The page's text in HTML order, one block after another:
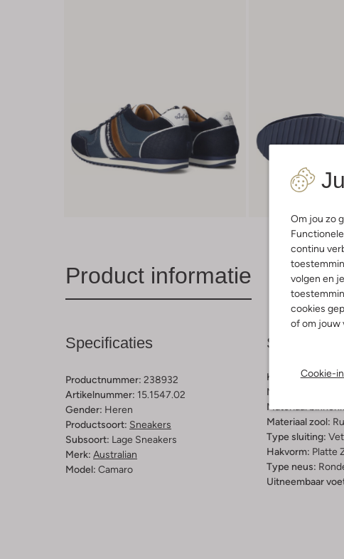
Om jou zo
continu
volgen en
cookies
of om jouw
Cookie-
Product informatie
Specificaties
Productnummer: 238932
Artikelnummer: 15.1547.02
Gender: Heren
Productsoort: Sneakers
Subsoort: Lage Sneakers
Merk: Australian
Model: Camaro
Kleur:
Blauw
Materiaal
Materiaal
Materiaal zool:
Type sluiting:
Hakvorm: Platte
Type neus:
Uitneembaar